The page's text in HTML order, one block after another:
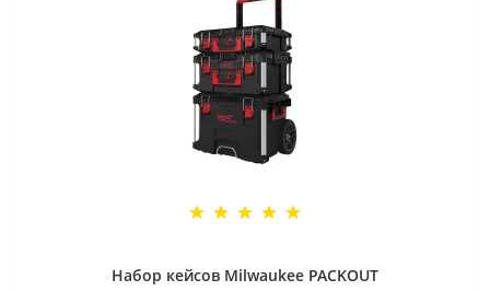
Набор кейсов Milwaukee PACKOUT